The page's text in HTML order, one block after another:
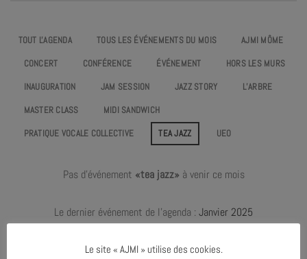
TOUT L'AGENDA TOUS LES ÉVÉNEMENTS DU MOIS
AJMI MÔME
CONCERT
CONFÉRENCE ÉVÉNEMENT
HORS LES MURS
INAUGURATION
JAM SESSION JAZZ STORY
L’ARBRE
MASTER CLASS
MIDI SANDWICH
PRATIQUE VOCALE COLLECTIVE
TEA JAZZ UEO
Pas d'événement «tea jazz» à venir ce mois
Le dernier événement de l'agenda : Janvier 2025
Le site « AJMI » utilise des cookies.